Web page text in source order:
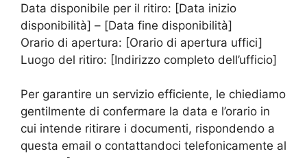
Data disponibile per il ritiro: [Data inizio
disponibilità] – [Data fine disponibilità]
Orario di apertura: [Orario di apertura uffici]
Luogo del ritiro: [Indirizzo completo dell’ufficio]
Per garantire un servizio efficiente, le chiediamo
gentilmente di confermare la data e l’orario in
cui intende ritirare i documenti, rispondendo a
questa email o contattandoci telefonicamente al